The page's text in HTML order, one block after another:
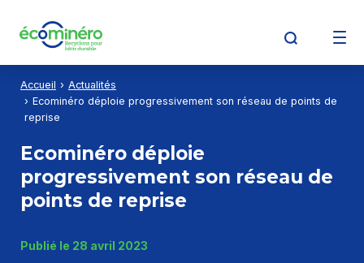
Découvrir Écominéro
Producteurs
Opérateurs de déchets
Accueil
Actualités
Ecominéro déploie progressivement son réseau de points de
reprise
Ecominéro déploie
progressivement son réseau de
points de reprise
Publié le 28 avril 2023